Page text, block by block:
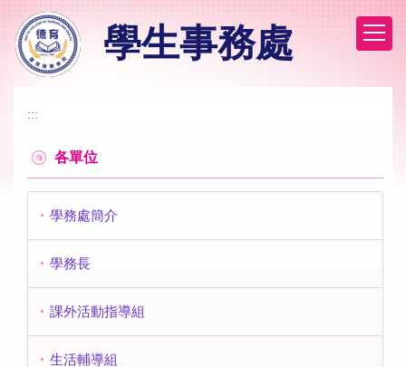
到
主
學生事務處
:::
各單位
學務處簡介
學務長
課外活動指導組
生活輔導組